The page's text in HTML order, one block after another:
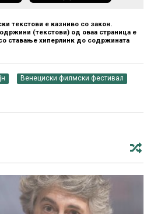
текстови е казниво со закон.
(текстови) од оваа страница е
ставање хиперлинк до содржината
Венециски филмски фестивал